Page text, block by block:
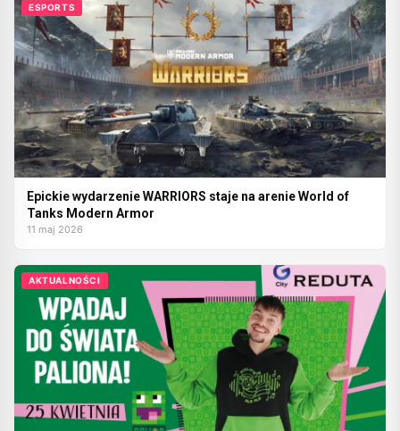
ESPORTS
Epickie wydarzenie WARRIORS staje na arenie World of
Tanks Modern Armor
11 maj 2026
AKTUALNOŚCI